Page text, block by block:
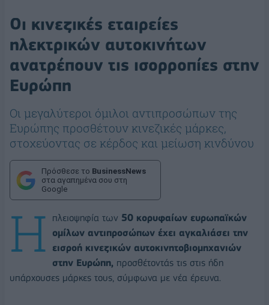
Οι κινεζικές εταιρείες
ηλεκτρικών αυτοκινήτων
ανατρέπουν τις ισορροπίες στην
Ευρώπη
Οι μεγαλύτεροι όμιλοι αντιπροσώπων της
Ευρώπης προσθέτουν κινεζικές μάρκες,
στοχεύοντας σε κέρδος και μείωση κινδύνου
Πρόσθεσε το BusinessNews
στα αγαπημένα σου στη
Google
Η πλειοψηφία των 50 κορυφαίων ευρωπαϊκών
ομίλων αντιπροσώπων έχει αγκαλιάσει την
εισροή κινεζικών αυτοκινητοβιομηχανιών
στην Ευρώπη, προσθέτοντάς τις στις ήδη
υπάρχουσες μάρκες τους, σύμφωνα με νέα έρευνα.